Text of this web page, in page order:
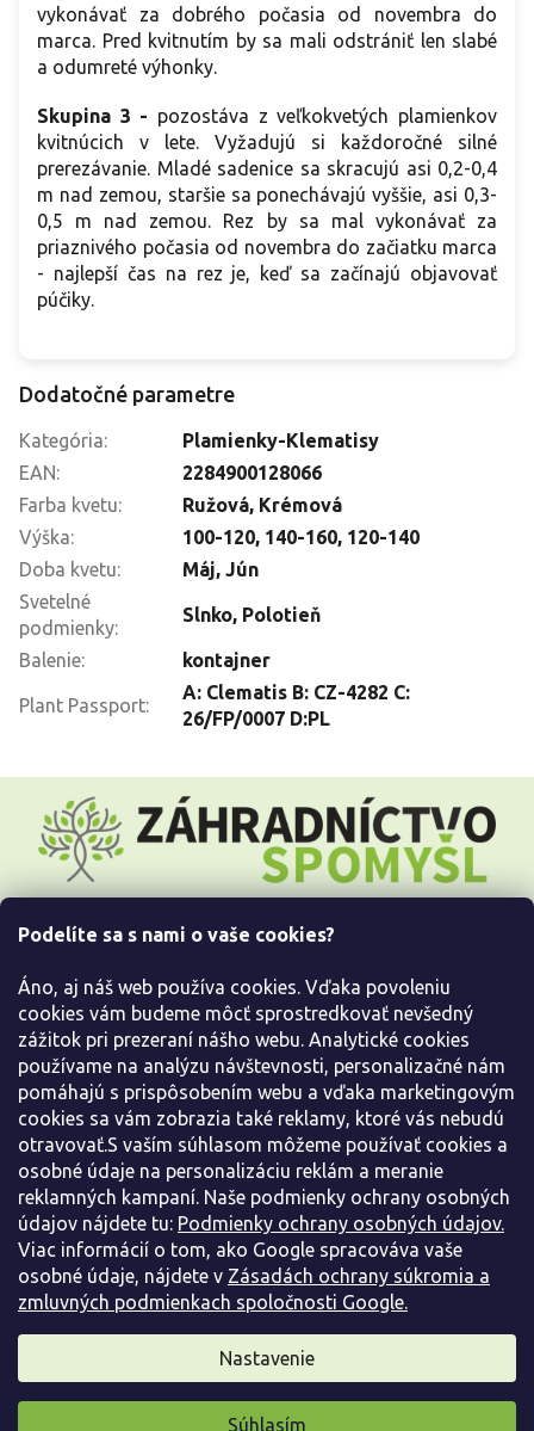
Podelíte sa s nami o vaše cookies?
Áno, aj náš web používa cookies. Vďaka povoleniu
cookies vám budeme môcť sprostredkovať nevšedný
zážitok pri prezeraní nášho webu. Analytické cookies
používame na analýzu návštevnosti, personalizačné nám
pomáhajú s prispôsobením webu a vďaka marketingovým
cookies sa vám zobrazia také reklamy, ktoré vás nebudú
otravovať.S vaším súhlasom môžeme používať cookies a
osobné údaje na personalizáciu reklám a meranie
reklamných kampaní. Naše podmienky ochrany osobných
údajov nájdete tu: Podmienky ochrany osobných údajov.
Viac informácií o tom, ako Google spracováva vaše
osobné údaje, nájdete v Zásadách ochrany súkromia a
zmluvných podmienkach spoločnosti Google.
Nastavenie
Súhlasím
vykonávať za dobrého počasia od novembra do
marca. Pred kvitnutím by sa mali odstrániť len slabé
a odumreté výhonky.
Skupina 3 - pozostáva z veľkokvetých plamienkov
kvitnúcich v lete. Vyžadujú si každoročné silné
prerezávanie. Mladé sadenice sa skracujú asi 0,2-0,4
m nad zemou, staršie sa ponechávajú vyššie, asi 0,3-
0,5 m nad zemou. Rez by sa mal vykonávať za
priaznivého počasia od novembra do začiatku marca
- najlepší čas na rez je, keď sa začínajú objavovať
púčiky.
Dodatočné parametre
Kategória:
Plamienky-Klematisy
EAN:
2284900128066
Farba kvetu: Ružová, Krémová
Výška: 100-120, 140-160, 120-140
Doba kvetu: Máj, Jún
Svetelné
podmienky:
Slnko, Polotieň
Balenie: kontajner
Plant Passport:
A: Clematis B: CZ-4282 C:
26/FP/0007 D:PL
t
Informácie pre Vás
Kontaktujte nás
Záhradníctvo Spomyšl